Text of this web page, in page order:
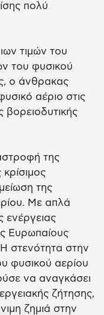
πολύ
τιμών του
του φυσικού
ο άνθρακας
αέριο στις
της
της
Με απλά
ενέργειας
Ευρωπαίους
στενότητα στην
φυσικού αερίου
να αναγκάσει
ζήτησης,
ζημιά στην